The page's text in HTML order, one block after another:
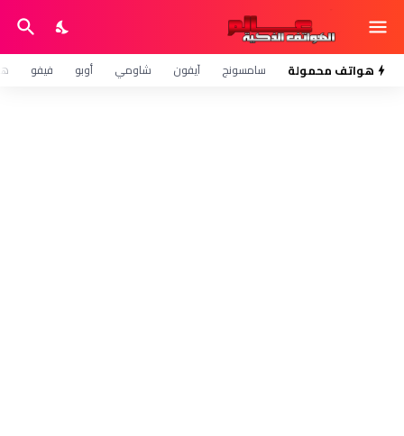
هواتف محمولة سامسونج آيفون شاومي أوبو فيفو